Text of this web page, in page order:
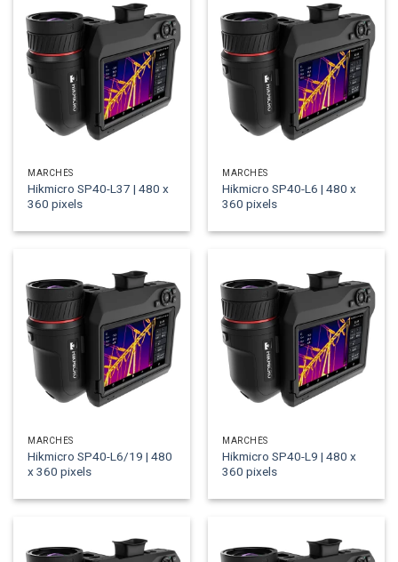
MARCHÉS
Hikmicro SP40-L37 | 480 x
360 pixels
MARCHÉS
Hikmicro SP40-L6 | 480 x
360 pixels
MARCHÉS
Hikmicro SP40-L6/19 | 480
x 360 pixels
MARCHÉS
Hikmicro SP40-L9 | 480 x
360 pixels